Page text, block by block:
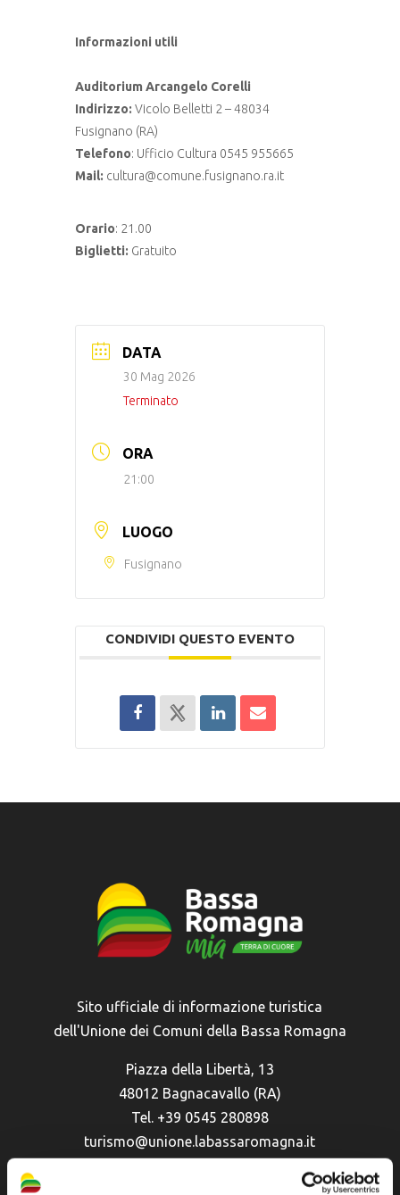
Informazioni utili
Auditorium Arcangelo Corelli
Indirizzo: Vicolo Belletti 2 – 48034
Fusignano (RA)
Telefono: Ufficio Cultura 0545 955665
Mail: cultura@comune.fusignano.ra.it
Orario: 21.00
Biglietti: Gratuito
DATA
30 Mag 2026
Terminato
ORA
21:00
LUOGO
Fusignano
CONDIVIDI QUESTO EVENTO
Sito ufficiale di informazione turistica
dell'Unione dei Comuni della Bassa Romagna
Piazza della Libertà, 13
48012 Bagnacavallo (RA)
Tel. +39 0545 280898
turismo@unione.labassaromagna.it
P.IVA e Cod. Fiscale 02291370399